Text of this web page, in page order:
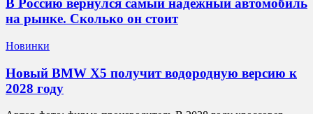
В Россию вернулся самый надежный автомобиль
на рынке. Сколько он стоит
Новинки
Новый BMW X5 получит водородную версию к
2028 году